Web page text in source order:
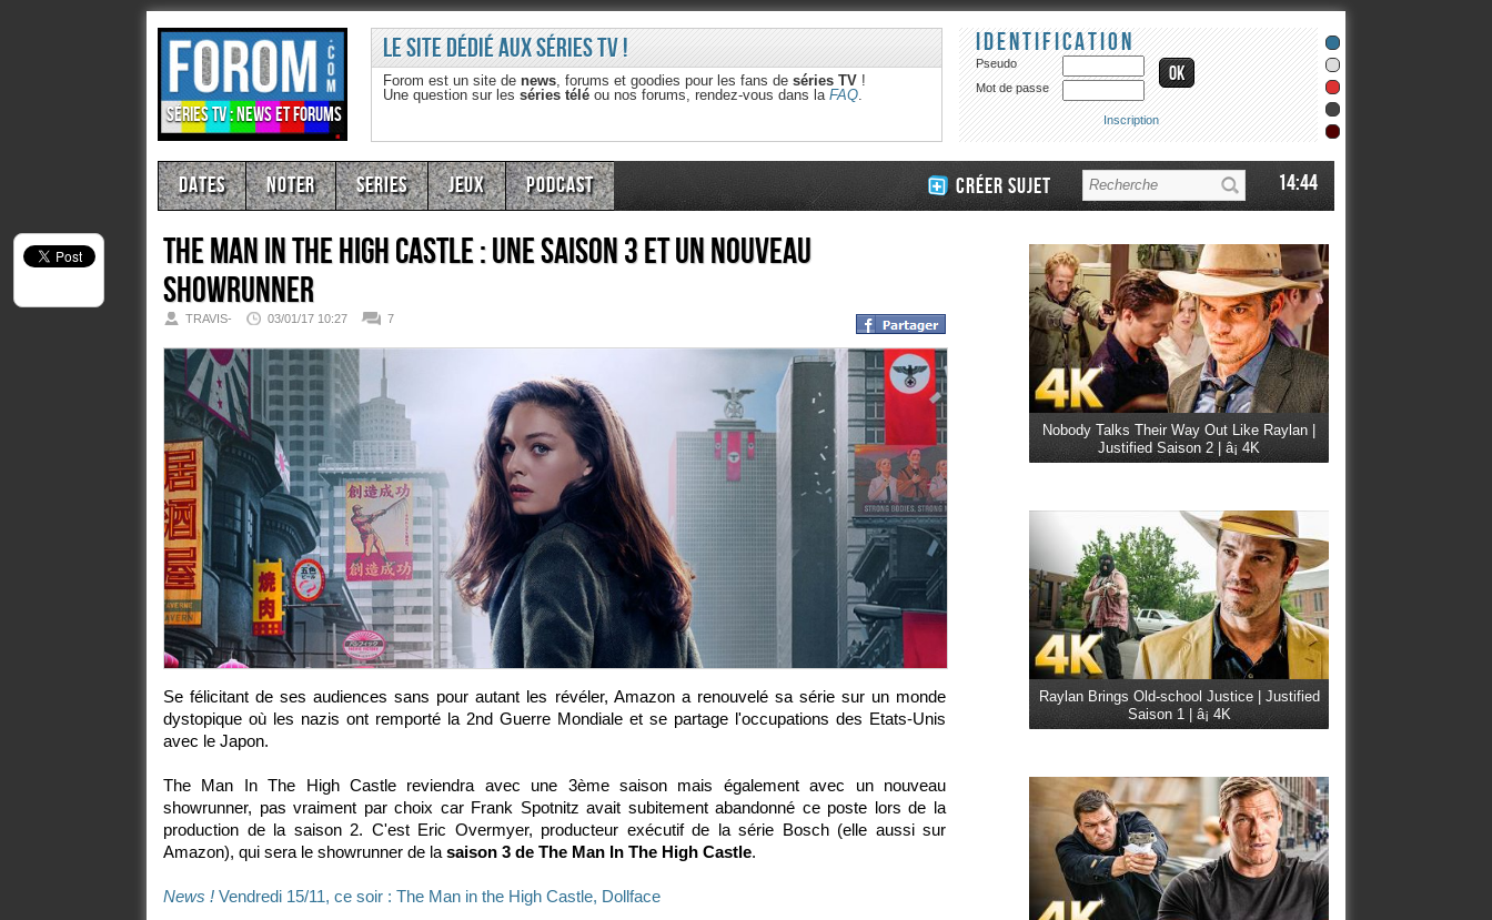
Séries TV : news et forums
Le site dédié aux séries TV !
Forom est un site de news, forums et goodies pour les fans de séries TV!
Une question sur les séries téléou nos forums, rendez-vous dans la FAQ.
Identification
Pseudo
Mot de passe
Inscription
Dates Noter Series Jeux Podcast Créer sujet 14:44
The Man In The High Castle : une saison 3 et un nouveau
showrunner
TRAVIS- 03/01/17 10:27 7
Se félicitant de ses audiences sans pour autant les révéler, Amazon a renouvelé sa série sur un monde
dystopique où les nazis ont remporté la 2nd Guerre Mondiale et se partage l'occupations des Etats-Unis
avec le Japon.
The Man In The High Castle reviendra avec une 3ème saison mais également avec un nouveau
showrunner, pas vraiment par choix car Frank Spotnitz avait subitement abandonné ce poste lors de la
production de la saison 2. C'est Eric Overmyer, producteur exécutif de la série Bosch (elle aussi sur
Amazon), qui sera le showrunner de la saison 3 de The Man In The High Castle.
News ! Vendredi 15/11, ce soir : The Man in the High Castle, Dollface
Nobody Talks Their Way Out Like Raylan |
Justified Saison 2 | â¡ 4K
Raylan Brings Old-school Justice | Justified
Saison 1 | â¡ 4K